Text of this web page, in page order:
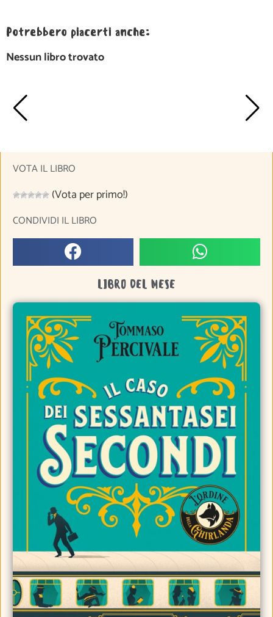
Potrebbero piacerti anche:
Nessun libro trovato
VOTA IL LIBRO
(Vota per primo!)
CONDIVIDI IL LIBRO
LIBRO DEL MESE